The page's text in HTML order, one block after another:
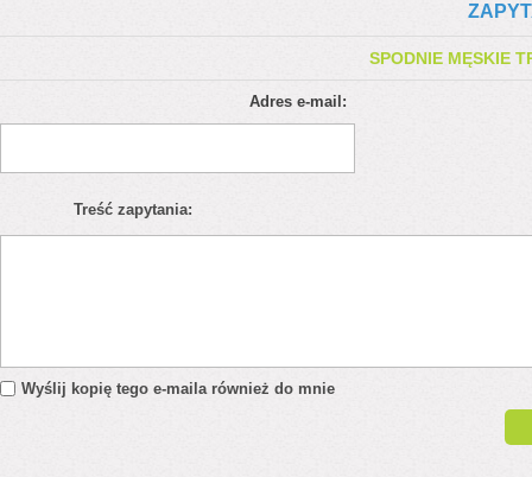
SPODNIE MĘSKIE
Adres e-mail:
Treść zapytania:
Wyślij kopię tego e-maila również do mnie